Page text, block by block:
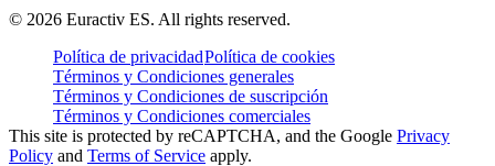
© 2026 Euractiv ES. All rights reserved.
Política de privacidadPolítica de cookies
Términos y Condiciones generales
Términos y Condiciones de suscripción
Términos y Condiciones comerciales
This site is protected by reCAPTCHA, and the Google Privacy
Policy and Terms of Service apply.